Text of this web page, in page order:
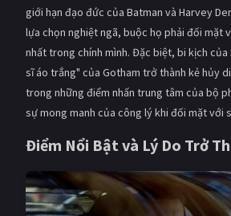
giới hạn đạo đức của Batman và Harvey
lựa chọn nghiệt ngã, buộc họ phải đối mặt
nhất trong chính mình. Đặc biệt, bi kịch
sĩ áo trắng" của Gotham trở thành kẻ hủy
trong những điểm nhấn trung tâm của bộ
sự mong manh của công lý khi đối mặt với
Điểm Nổi Bật và Lý Do Trở